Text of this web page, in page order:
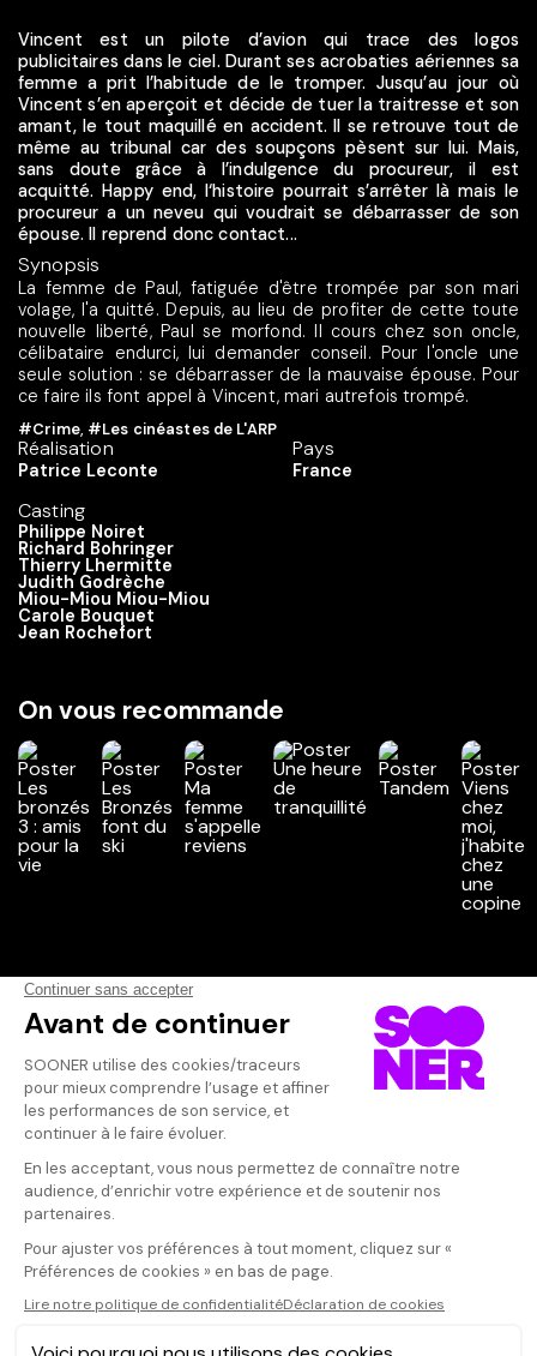
Vincent est un pilote d’avion qui trace des logos
publicitaires dans le ciel. Durant ses acrobaties aériennes sa
femme a prit l’habitude de le tromper. Jusqu’au jour où
Vincent s’en aperçoit et décide de tuer la traitresse et son
amant, le tout maquillé en accident. Il se retrouve tout de
même au tribunal car des soupçons pèsent sur lui. Mais,
sans doute grâce à l’indulgence du procureur, il est
acquitté. Happy end, l‘histoire pourrait s’arrêter là mais le
procureur a un neveu qui voudrait se débarrasser de son
épouse. Il reprend donc contact...
Synopsis
La femme de Paul, fatiguée d'être trompée par son mari
volage, l'a quitté. Depuis, au lieu de profiter de cette toute
nouvelle liberté, Paul se morfond. Il cours chez son oncle,
célibataire endurci, lui demander conseil. Pour l'oncle une
seule solution : se débarrasser de la mauvaise épouse. Pour
ce faire ils font appel à Vincent, mari autrefois trompé.
#Crime, #Les cinéastes de L'ARP
Réalisation
Patrice Leconte
Casting
Philippe Noiret
Richard Bohringer
Thierry Lhermitte
Judith Godrèche
Miou-Miou Miou-Miou
Carole Bouquet
Jean Rochefort
Pays
France
On vous recommande
Vos avis
Donnez votre avis
Votre note
Votre commentaire
Il faut vous connecter pour
publier un avis